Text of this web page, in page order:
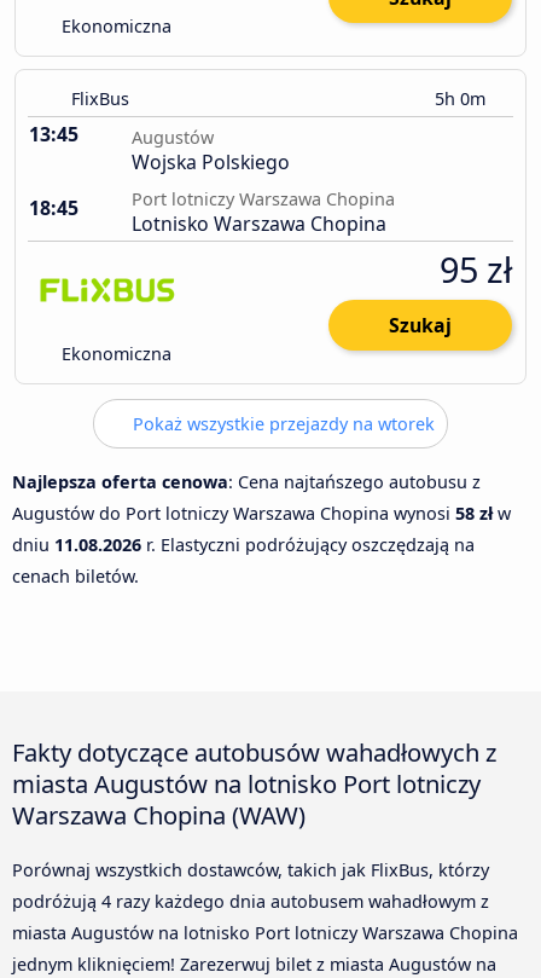
Ekonomiczna
FlixBus 5h 0m
13:45 Augustów
Wojska Polskiego
18:45
Port lotniczy Warszawa Chopina
Lotnisko Warszawa Chopina
Ekonomiczna
95 zł
Szukaj
Pokaż wszystkie przejazdy na wtorek
Najlepsza oferta cenowa: Cena najtańszego autobusu z
Augustów do Port lotniczy Warszawa Chopina wynosi 58 złw
dniu 11.08.2026 r. Elastyczni podróżujący oszczędzają na
cenach biletów.
Fakty dotyczące autobusów wahadłowych z
miasta Augustów na lotnisko Port lotniczy
Warszawa Chopina (WAW)
Porównaj wszystkich dostawców, takich jak FlixBus, którzy
podróżują 4 razy każdego dnia autobusem wahadłowym z
miasta Augustów na lotnisko Port lotniczy Warszawa Chopina
jednym kliknięciem! Zarezerwuj bilet z miasta Augustów na